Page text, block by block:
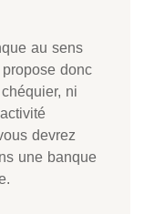
au sens
donc
ni
devrez
une banque